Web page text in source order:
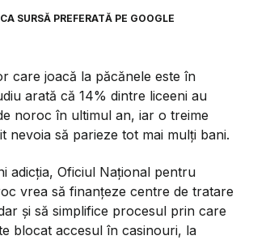
SURSĂ PREFERATĂ PE GOOGLE
care joacă la păcănele este în
arată că 14% dintre liceeni au
noroc în ultimul an, iar o treime
nevoia să parieze tot mai mulți bani.
adicția, Oficiul Național pentru
vrea să finanțeze centre de tratare
și să simplifice procesul prin care
blocat accesul în casinouri, la